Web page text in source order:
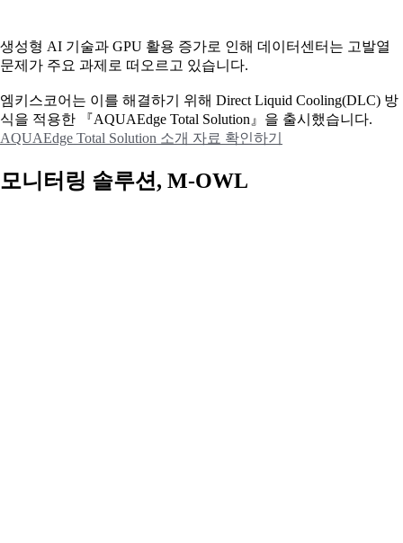
생성형 AI 기술과 GPU 활용 증가로 인해 데이터센터는 고발열
문제가 주요 과제로 떠오르고 있습니다.
엠키스코어는 이를 해결하기 위해 Direct Liquid Cooling(DLC) 방
식을 적용한 『AQUAEdge Total Solution』을 출시했습니다.
AQUAEdge Total Solution 소개 자료 확인하기
모니터링 솔루션, M-OWL